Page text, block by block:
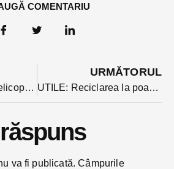
COMENTARIU
Un bebeluș dus cu elicopterul după ce a suferit arsuri grave. Micuțul a tras peste el o cana cu apă clocotită
URMĂTORUL
UTILE: Reciclarea la poartă începe luna mai cu sacul albastru
va fi publicată. Câmpurile